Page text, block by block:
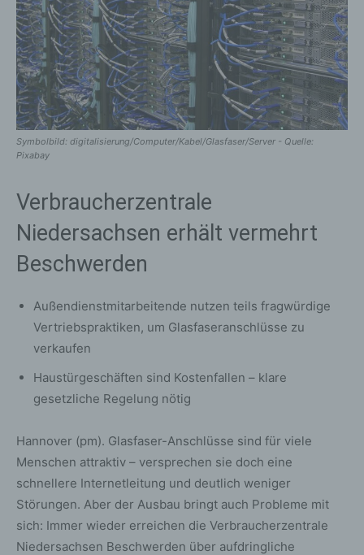
Symbolbild: digitalisierung/Computer/Kabel/Glasfaser/Server - Quelle:
Pixabay
Verbraucherzentrale
Niedersachsen erhält vermehrt
Beschwerden
Außendienstmitarbeitende nutzen teils fragwürdige
Vertriebspraktiken, um Glasfaseranschlüsse zu
verkaufen
Haustürgeschäften sind Kostenfallen – klare
gesetzliche Regelung nötig
Hannover (pm). Glasfaser-Anschlüsse sind für viele
Menschen attraktiv – versprechen sie doch eine
schnellere Internetleitung und deutlich weniger
Störungen. Aber der Ausbau bringt auch Probleme mit
sich: Immer wieder erreichen die Verbraucherzentrale
Niedersachsen Beschwerden über aufdringliche